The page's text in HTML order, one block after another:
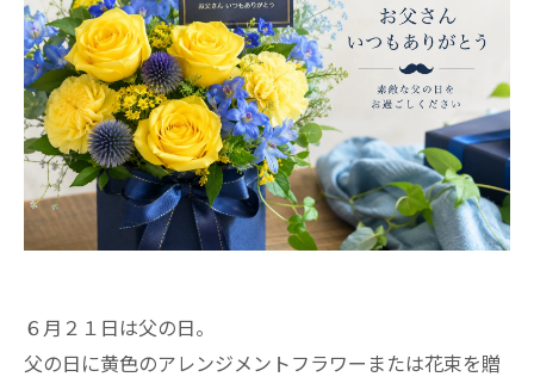
６月２１日は父の日。
父の日に黄色のアレンジメントフラワーまたは花束を贈